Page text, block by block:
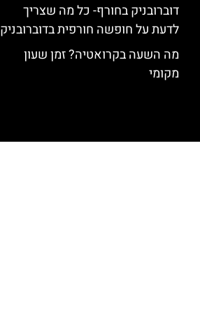
דוברובניק בחורף- כל מה שצריך
לדעת על חופשה חורפית בדוברובניק
מה השעה בקרואטיה? זמן שעון
מקומי